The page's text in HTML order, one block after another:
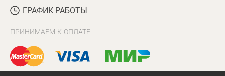
ГРАФИК РАБОТЫ
ПРИНИМАЕМ К ОПЛАТЕ